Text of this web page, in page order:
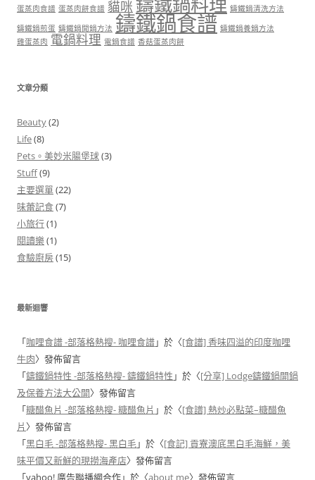
蛋蒸肉食譜 蛋蒸肉餅食譜 貓咪
鑄鐵鍋清洗方法
鑄鐵鍋煎蛋 鑄鐵鍋開鍋方法 鑄鐵鍋食譜 鑄鐵鍋養鍋方法
雞蛋蒸肉 電鍋料理 電鍋食譜 香菇蛋蒸肉餅
文章分類
Beauty(2)
Life(8)
Pets。美妙米腸堡球(3)
Stuff(9)
主要選單(22)
味蕾記食(7)
小旅行(1)
閱讀樂(1)
食驗廚房(15)
最新迴響
「咖哩食譜 -部落格熱搜- 咖哩食譜」於〈[食譜] 香味四溢的印度咖哩
牛肉〉發佈留言
「鑄鐵鍋特性 -部落格熱搜- 鑄鐵鍋特性 」於〈[分享] Lodge鑄鐵鍋開鍋
及保養方法大公開〉發佈留言
「糖醋魚片 -部落格熱搜- 糖醋魚片 」於〈[食譜] 熱炒必點菜–糖醋魚
片 〉發佈留言
「黑白毛 -部落格熱搜- 黑白毛」於〈[食記] 貢寮澳底黑白毛海鮮，美
味平價又新鮮的現撈海產店〉發佈留言
「yahoo! 廣告聯播網合作」於〈about me〉發佈留言